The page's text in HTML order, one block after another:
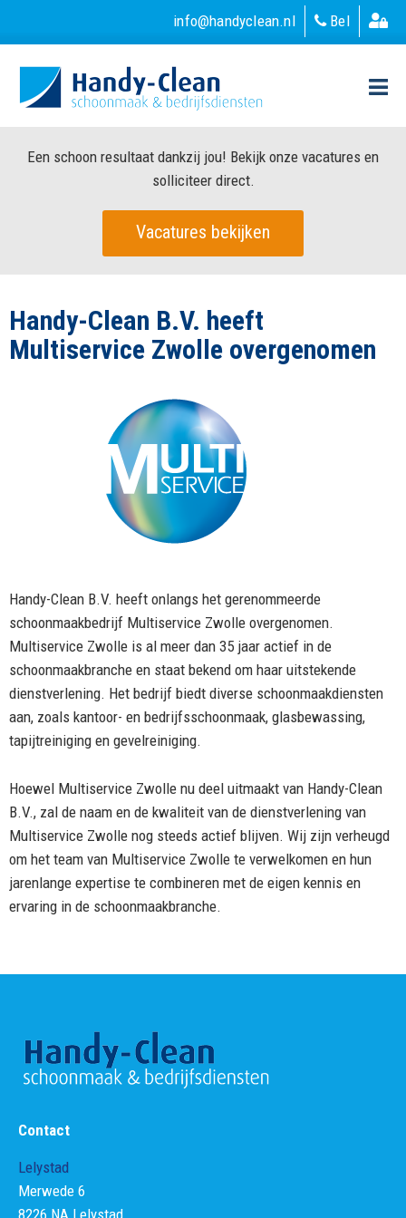
Bel
info@handyclean.nl
Een schoon resultaat dankzij jou! Bekijk onze vacatures en
solliciteer direct.
Vacatures bekijken
Handy-Clean B.V. heeft
Multiservice Zwolle overgenomen
Handy-Clean B.V. heeft onlangs het gerenommeerde
schoonmaakbedrijf Multiservice Zwolle overgenomen.
Multiservice Zwolle is al meer dan 35 jaar actief in de
schoonmaakbranche en staat bekend om haar uitstekende
dienstverlening. Het bedrijf biedt diverse schoonmaakdiensten
aan, zoals kantoor- en bedrijfsschoonmaak, glasbewassing,
tapijtreiniging en gevelreiniging.
Hoewel Multiservice Zwolle nu deel uitmaakt van Handy-Clean
B.V., zal de naam en de kwaliteit van de dienstverlening van
Multiservice Zwolle nog steeds actief blijven. Wij zijn verheugd
om het team van Multiservice Zwolle te verwelkomen en hun
jarenlange expertise te combineren met de eigen kennis en
ervaring in de schoonmaakbranche.
Contact
Lelystad
Merwede 6
8226 NA Lelystad